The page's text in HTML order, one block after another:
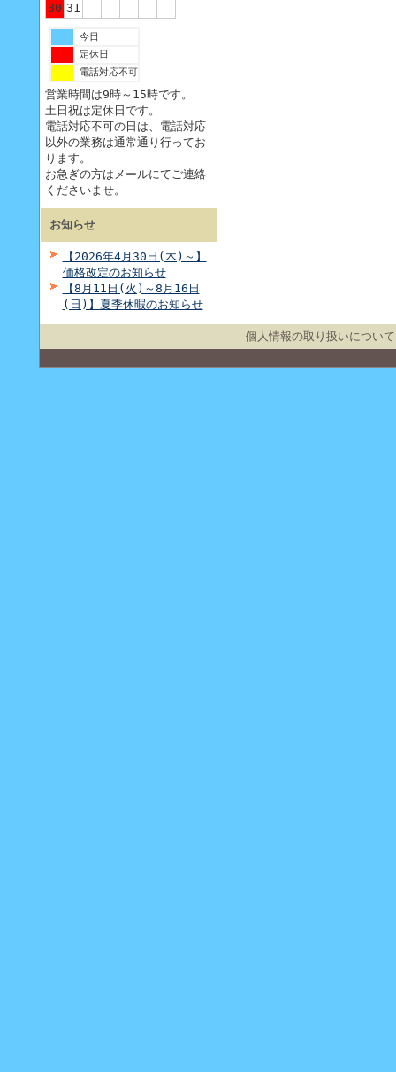
30 31
今日
定休日
電話対応不可
営業時間は9時～15時です。
土日祝は定休日です。
電話対応不可の日は、電話対応
以外の業務は通常通り行ってお
ります。
お急ぎの方はメールにてご連絡
くださいませ。
お知らせ
【2026年4月30日(木)～】
価格改定のお知らせ
【8月11日(火)～8月16日
(日)】夏季休暇のお知らせ
個人情報の取り扱いについて